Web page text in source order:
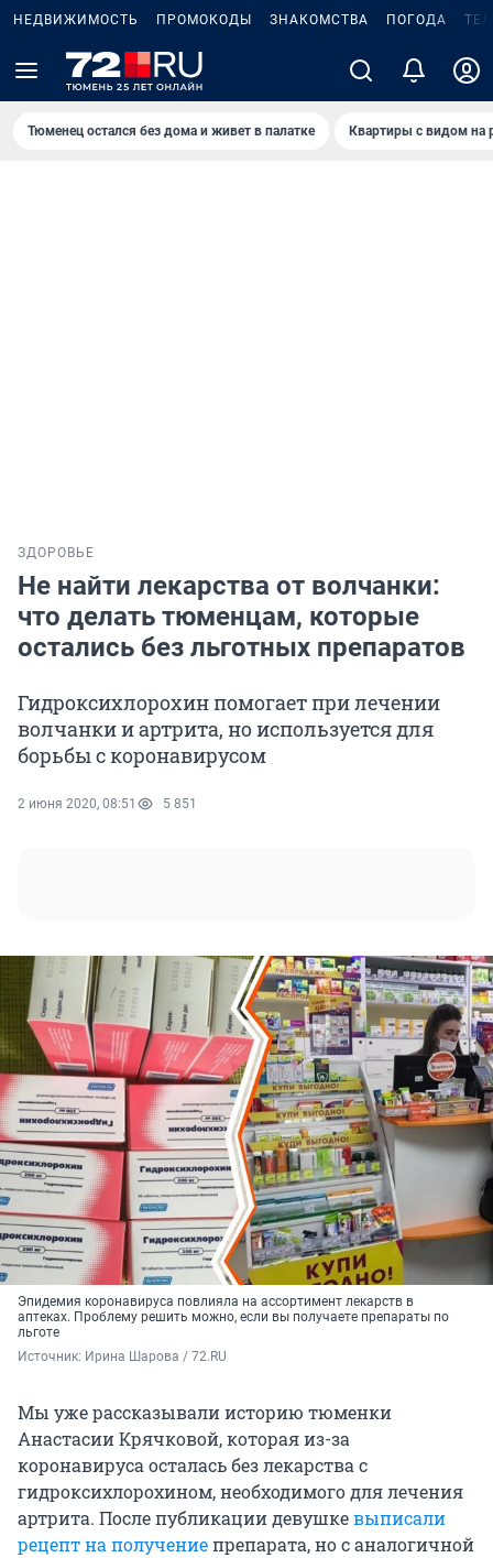
НЕДВИЖИМОСТЬ ПРОМОКОДЫ ЗНАКОМСТВА ПОГОДА
Тюменец остался без дома и живет в палатке Квартиры с видом на
ЗДОРОВЬЕ
Не найти лекарства от волчанки:
что делать тюменцам, которые
остались без льготных препаратов
Гидроксихлорохин помогает при лечении
волчанки и артрита, но используется для
борьбы с коронавирусом
2 июня 2020, 08:51 5 851
Эпидемия коронавируса повлияла на ассортимент лекарств в
аптеках. Проблему решить можно, если вы получаете препараты по
льготе
Источник: Ирина Шарова / 72.RU
Мы уже рассказывали историю тюменки
Анастасии Крячковой, которая из-за
коронавируса осталась без лекарства с
гидроксихлорохином, необходимого для лечения
артрита. После публикации девушкевыписали
рецепт на получениепрепарата, но с аналогичной